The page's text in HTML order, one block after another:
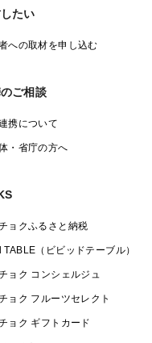
たい
への取材を申し込む
ご相談
携について
・省庁の方へ
ョクふるさと納税
（ビビッドテーブル）
ョク コンシェルジュ
ョク フルーツセレクト
ョク ギフトカード